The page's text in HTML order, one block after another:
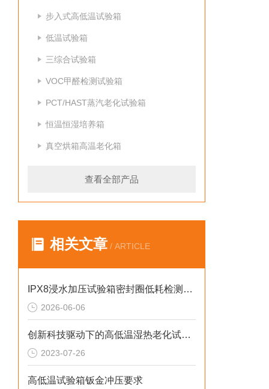
步入式高低温试验箱
低温试验箱
三综合试验箱
VOC甲醛检测试验箱
PCT/HAST蒸汽老化试验箱
恒温恒湿培养箱
真空烘箱高温老化箱
查看全部产品
相关文章 / ARTICLE
IPX8浸水加压试验箱密封圈低耗检测分段汽车
2026-06-06
创新科技驱动下的高低温湿热老化试验箱
2023-07-26
高低温试验箱钣金冲压要求